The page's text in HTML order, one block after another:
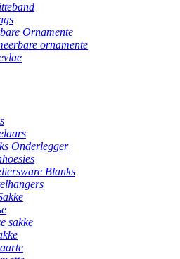
Ornamente
ornamente
Onderlegger
Blanks
sakke